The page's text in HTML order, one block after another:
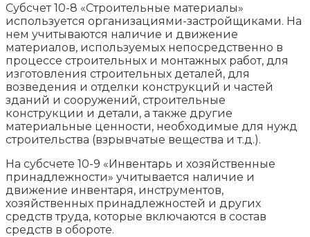
Субсчет 10-8 «Строительные материалы»
используется организациями-застройщиками. На
нем учитываются наличие и движение
материалов, используемых непосредственно в
процессе строительных и монтажных работ, для
изготовления строительных деталей, для
возведения и отделки конструкций и частей
зданий и сооружений, строительные
конструкции и детали, а также другие
материальные ценности, необходимые для нужд
строительства (взрывчатые вещества и т.д.).
На субсчете 10-9 «Инвентарь и хозяйственные
принадлежности» учитывается наличие и
движение инвентаря, инструментов,
хозяйственных принадлежностей и других
средств труда, которые включаются в состав
средств в обороте.